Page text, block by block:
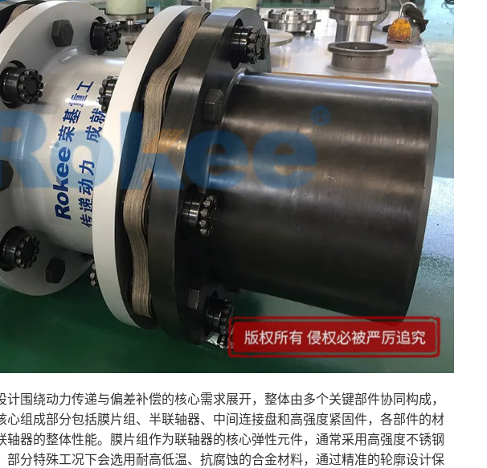
计围绕动力传递与偏差补偿的核心需求展开，整体由多个关键部件协同构成，
心组成部分包括膜片组、半联轴器、中间连接盘和高强度紧固件，各部件的材
轴器的整体性能。膜片组作为联轴器的核心弹性元件，通常采用高强度不锈钢
部分特殊工况下会选用耐高低温、抗腐蚀的合金材料，通过精准的轮廓设计保